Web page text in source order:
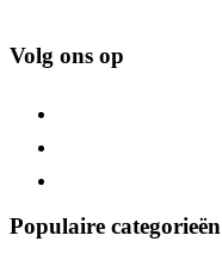
Volg ons op
Populaire categorieën